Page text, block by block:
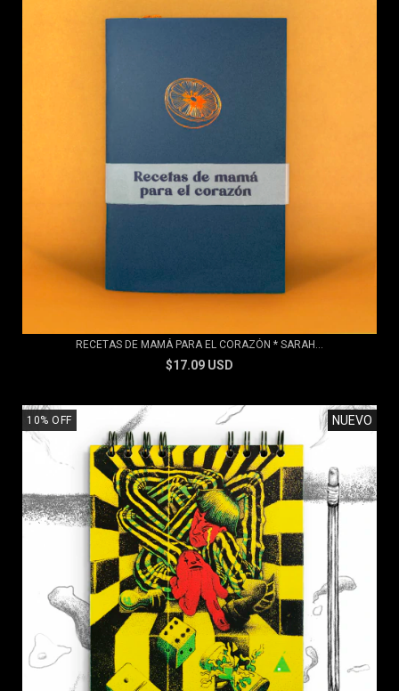
RECETAS DE MAMÁ PARA EL CORAZÓN * SARAH...
$17.09 USD
10% OFF NUEVO